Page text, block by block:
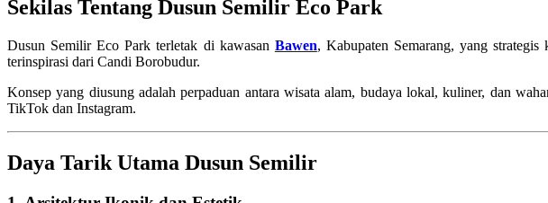
Sekilas Tentang Dusun Semilir Eco Park
Dusun Semilir Eco Park terletak di kawasan Bawen, Kabupaten Semarang, yang
terinspirasi dari Candi Borobudur.
Konsep yang diusung adalah perpaduan antara wisata alam, budaya lokal, kuliner, dan
TikTok dan Instagram.
Daya Tarik Utama Dusun Semilir